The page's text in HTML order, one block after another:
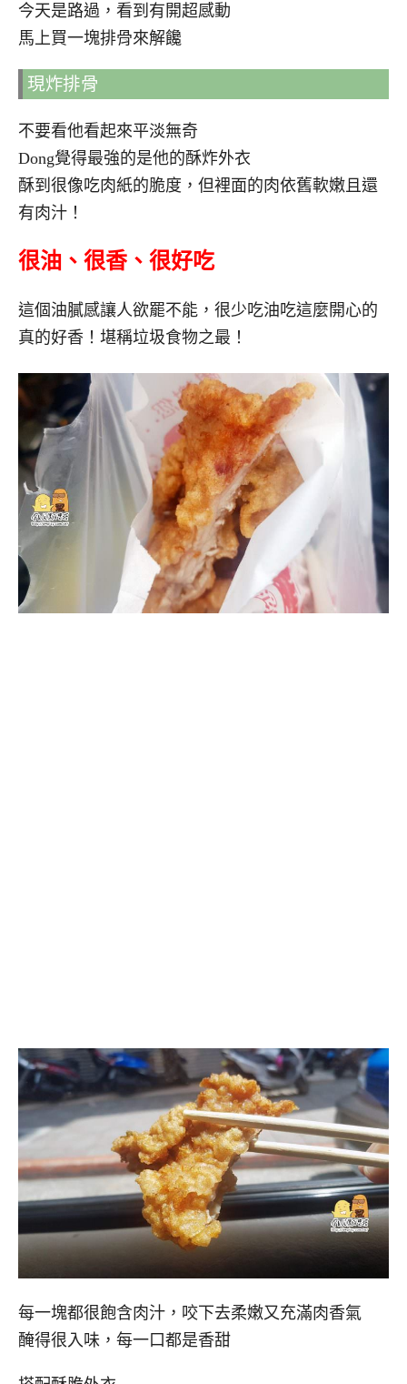
今天是路過，看到有開超感動
馬上買一塊排骨來解饞
現炸排骨
不要看他看起來平淡無奇
Dong覺得最強的是他的酥炸外衣
酥到很像吃肉紙的脆度，但裡面的肉依舊軟嫩且還
有肉汁！
很油、很香、很好吃
這個油膩感讓人欲罷不能，很少吃油吃這麼開心的
真的好香！堪稱垃圾食物之最！
每一塊都很飽含肉汁，咬下去柔嫩又充滿肉香氣
醃得很入味，每一口都是香甜